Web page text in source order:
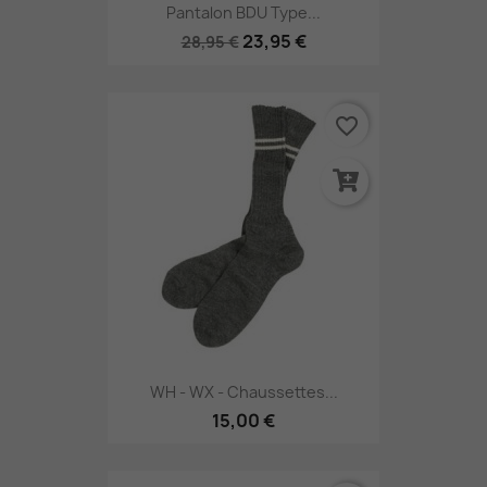
Pantalon BDU Type...
28,95 € 23,95 €
WH - WX - Chaussettes...
15,00 €
favorite_border